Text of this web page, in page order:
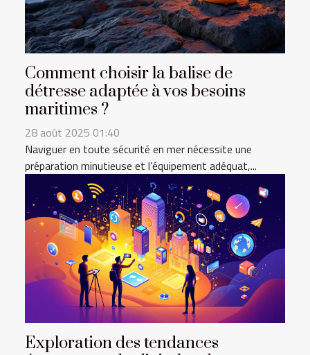
Comment choisir la balise de
détresse adaptée à vos besoins
maritimes ?
28 août 2025 01:40
Naviguer en toute sécurité en mer nécessite une
préparation minutieuse et l’équipement adéquat,...
Exploration des tendances